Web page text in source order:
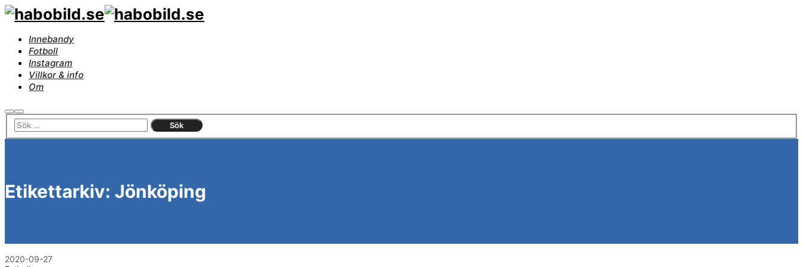
Innebandy
Fotboll
Instagram
Villkor & info
Om
SökHuvudmeny
Etikettarkiv: Jönköping
2020-09-27